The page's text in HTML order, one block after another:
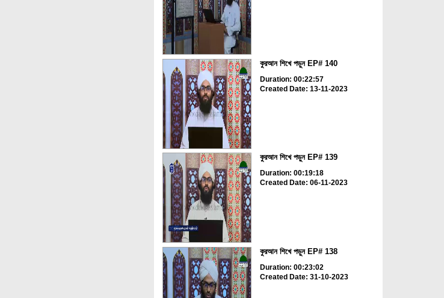
কুরআন শিখে পড়ুন EP# 140
Duration: 00:22:57
Created Date: 13-11-2023
কুরআন শিখে পড়ুন EP# 139
Duration: 00:19:18
Created Date: 06-11-2023
কুরআন শিখে পড়ুন EP# 138
Duration: 00:23:02
Created Date: 31-10-2023